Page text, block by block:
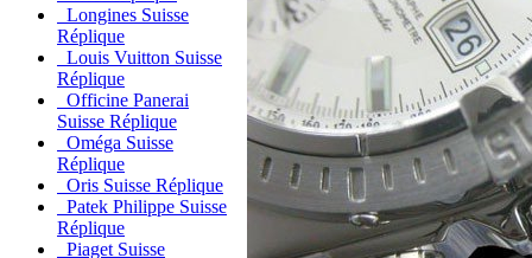
Longines Suisse
Réplique
Louis Vuitton Suisse
Réplique
Officine Panerai
Suisse Réplique
Oméga Suisse
Réplique
Oris Suisse Réplique
Patek Philippe Suisse
Réplique
Piaget Suisse